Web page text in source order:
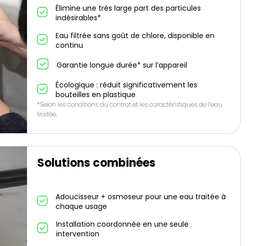
Élimine une très large part des particules
indésirables*
Eau filtrée sans goût de chlore, disponible en
continu
Garantie longue durée* sur l’appareil
Écologique : réduit significativement les
bouteilles en plastique
*Selon les conditions du contrat et les caractéristiques de l’eau
traitée.
Solutions combinées
Adoucisseur + osmoseur pour une eau traitée à
chaque usage
Installation coordonnée en une seule
intervention